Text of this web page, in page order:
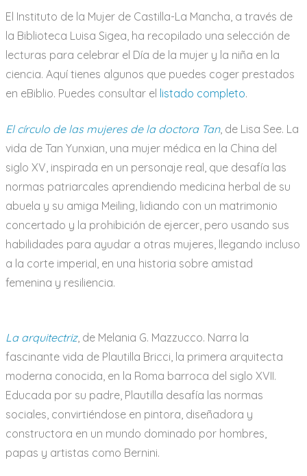
El Instituto de la Mujer de Castilla-La Mancha, a través de
la Biblioteca Luisa Sigea, ha recopilado una selección de
lecturas para celebrar el Día de la mujer y la niña en la
ciencia. Aquí tienes algunos que puedes coger prestados
en eBiblio. Puedes consultar el listado completo.
El círculo de las mujeres de la doctora Tan, de Lisa See. La
vida de Tan Yunxian, una mujer médica en la China del
siglo XV, inspirada en un personaje real, que desafía las
normas patriarcales aprendiendo medicina herbal de su
abuela y su amiga Meiling, lidiando con un matrimonio
concertado y la prohibición de ejercer, pero usando sus
habilidades para ayudar a otras mujeres, llegando incluso
a la corte imperial, en una historia sobre amistad
femenina y resiliencia.
La arquitectriz, de Melania G. Mazzucco. Narra la
fascinante vida de Plautilla Bricci, la primera arquitecta
moderna conocida, en la Roma barroca del siglo XVII.
Educada por su padre, Plautilla desafía las normas
sociales, convirtiéndose en pintora, diseñadora y
constructora en un mundo dominado por hombres,
papas y artistas como Bernini.